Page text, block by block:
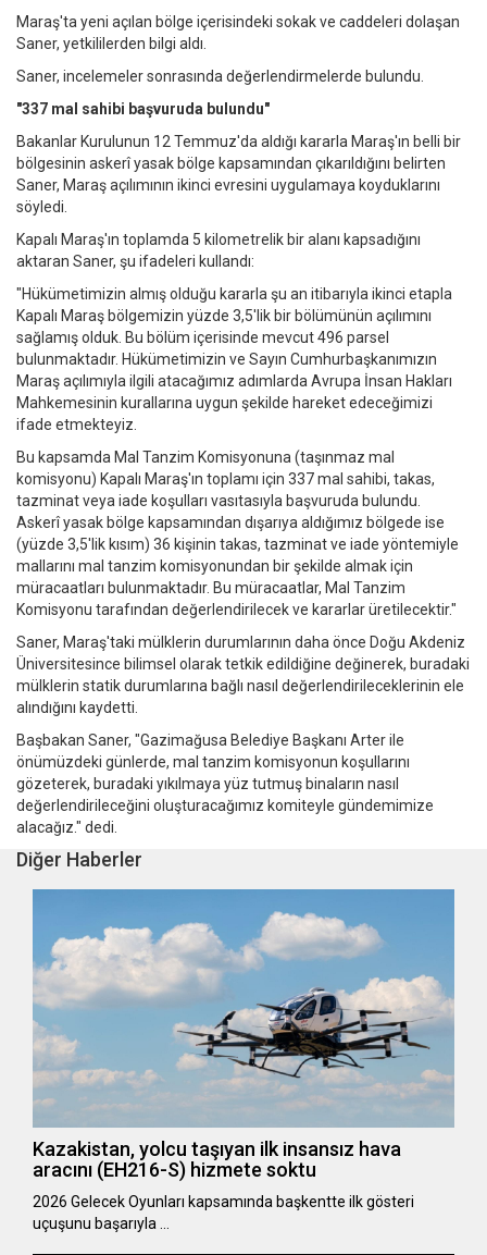
Maraş'ta yeni açılan bölge içerisindeki sokak ve caddeleri dolaşan
Saner, yetkililerden bilgi aldı.
Saner, incelemeler sonrasında değerlendirmelerde bulundu.
"337 mal sahibi başvuruda bulundu"
Bakanlar Kurulunun 12 Temmuz'da aldığı kararla Maraş'ın belli bir
bölgesinin askerî yasak bölge kapsamından çıkarıldığını belirten
Saner, Maraş açılımının ikinci evresini uygulamaya koyduklarını
söyledi.
Kapalı Maraş'ın toplamda 5 kilometrelik bir alanı kapsadığını
aktaran Saner, şu ifadeleri kullandı:
"Hükümetimizin almış olduğu kararla şu an itibarıyla ikinci etapla
Kapalı Maraş bölgemizin yüzde 3,5'lik bir bölümünün açılımını
sağlamış olduk. Bu bölüm içerisinde mevcut 496 parsel
bulunmaktadır. Hükümetimizin ve Sayın Cumhurbaşkanımızın
Maraş açılımıyla ilgili atacağımız adımlarda Avrupa İnsan Hakları
Mahkemesinin kurallarına uygun şekilde hareket edeceğimizi
ifade etmekteyiz.
Bu kapsamda Mal Tanzim Komisyonuna (taşınmaz mal
komisyonu) Kapalı Maraş'ın toplamı için 337 mal sahibi, takas,
tazminat veya iade koşulları vasıtasıyla başvuruda bulundu.
Askerî yasak bölge kapsamından dışarıya aldığımız bölgede ise
(yüzde 3,5'lik kısım) 36 kişinin takas, tazminat ve iade yöntemiyle
mallarını mal tanzim komisyonundan bir şekilde almak için
müracaatları bulunmaktadır. Bu müracaatlar, Mal Tanzim
Komisyonu tarafından değerlendirilecek ve kararlar üretilecektir."
Saner, Maraş'taki mülklerin durumlarının daha önce Doğu Akdeniz
Üniversitesince bilimsel olarak tetkik edildiğine değinerek, buradaki
mülklerin statik durumlarına bağlı nasıl değerlendirileceklerinin ele
alındığını kaydetti.
Başbakan Saner, "Gazimağusa Belediye Başkanı Arter ile
önümüzdeki günlerde, mal tanzim komisyonun koşullarını
gözeterek, buradaki yıkılmaya yüz tutmuş binaların nasıl
değerlendirileceğini oluşturacağımız komiteyle gündemimize
alacağız." dedi.
Diğer Haberler
Kazakistan, yolcu taşıyan ilk insansız hava
aracını (EH216-S) hizmete soktu
2026 Gelecek Oyunları kapsamında başkentte ilk gösteri
uçuşunu başarıyla …